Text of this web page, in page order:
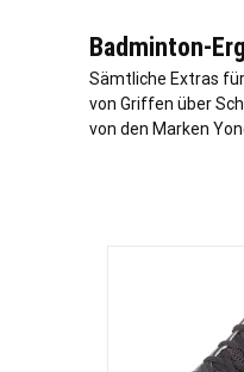
Badminton-
Sämtliche Extras
von Griffen über
von den Marken